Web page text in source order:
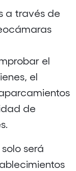
a través de
el
el
de
será